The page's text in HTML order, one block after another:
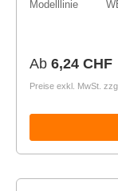
Modelllinie
Regulärer
Ab 6,24 CHF
Preise exkl. MwSt.